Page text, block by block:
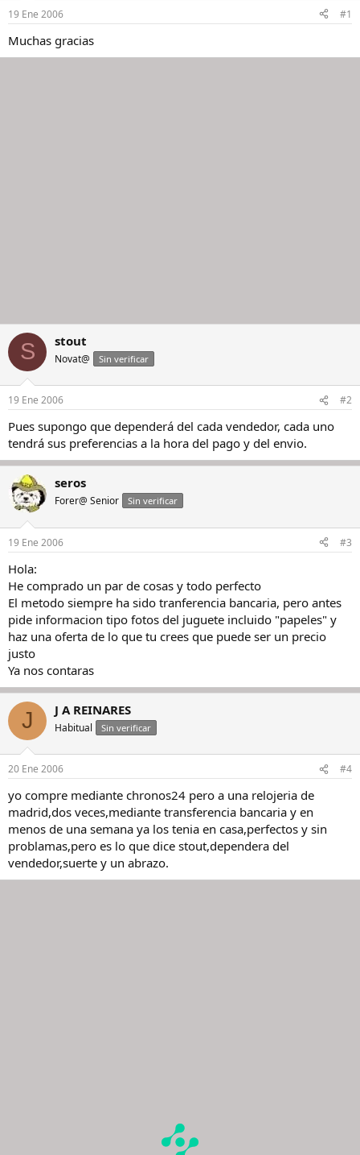
d
e
l
i
c
19 Ene 2006 #1
Muchas gracias
S stout
Novat@ Sin verificar
19 Ene 2006 #2
Pues supongo que dependerá del cada vendedor, cada uno
tendrá sus preferencias a la hora del pago y del envio.
seros
Forer@ Senior Sin verificar
19 Ene 2006 #3
Hola:
He comprado un par de cosas y todo perfecto
El metodo siempre ha sido tranferencia bancaria, pero antes
pide informacion tipo fotos del juguete incluido "papeles" y
haz una oferta de lo que tu crees que puede ser un precio
justo
Ya nos contaras
J J A REINARES
Habitual Sin verificar
20 Ene 2006 #4
yo compre mediante chronos24 pero a una relojeria de
madrid,dos veces,mediante transferencia bancaria y en
menos de una semana ya los tenia en casa,perfectos y sin
problamas,pero es lo que dice stout,dependera del
vendedor,suerte y un abrazo.